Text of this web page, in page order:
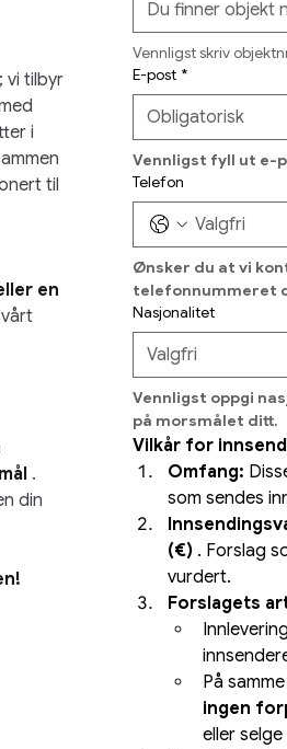
Vennligst skriv
E-post *
Vennligst fyll ut e-
Telefon
Ønsker du at vi
telefonnummeret
Nasjonalitet
Vennligst oppgi
på morsmålet ditt.
Vilkår for
Omfang:
som sendes
(€) . Forslag
vurdert.
Forslagets
ingen
eller
vi tilbyr
i
til
en
.
din